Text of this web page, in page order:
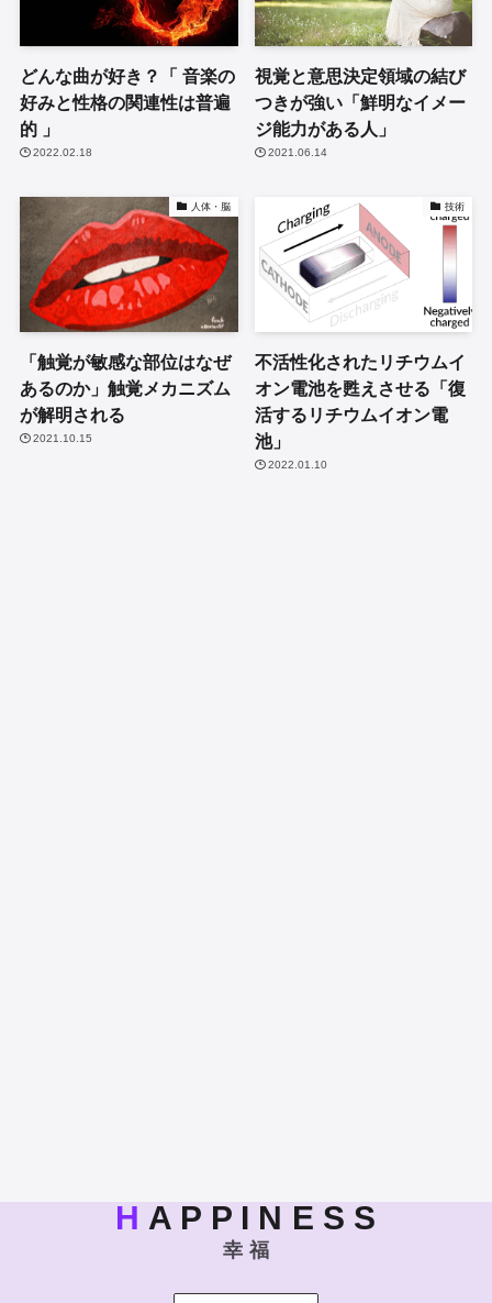
どんな曲が好き？「 音楽の
好みと性格の関連性は普遍
的 」
2022.02.18
視覚と意思決定領域の結び
つきが強い「鮮明なイメー
ジ能力がある人」
2021.06.14
人体・脳
「触覚が敏感な部位はなぜ
あるのか」触覚メカニズム
が解明される
2021.10.15
技術
不活性化されたリチウムイ
オン電池を甦えさせる「復
活するリチウムイオン電
池」
2022.01.10
H A P P I N E S S
幸 福